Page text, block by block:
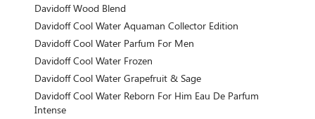
Davidoff Wood Blend
Davidoff Cool Water Aquaman Collector Edition
Davidoff Cool Water Parfum For Men
Davidoff Cool Water Frozen
Davidoff Cool Water Grapefruit & Sage
Davidoff Cool Water Reborn For Him Eau De Parfum
Intense